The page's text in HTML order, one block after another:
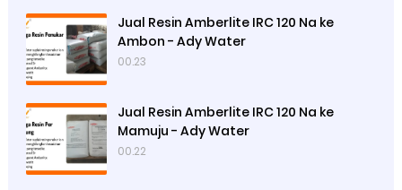
Jual Resin Amberlite IRC 120 Na ke
Ambon - Ady Water
00.23
Jual Resin Amberlite IRC 120 Na ke
Mamuju - Ady Water
00.22